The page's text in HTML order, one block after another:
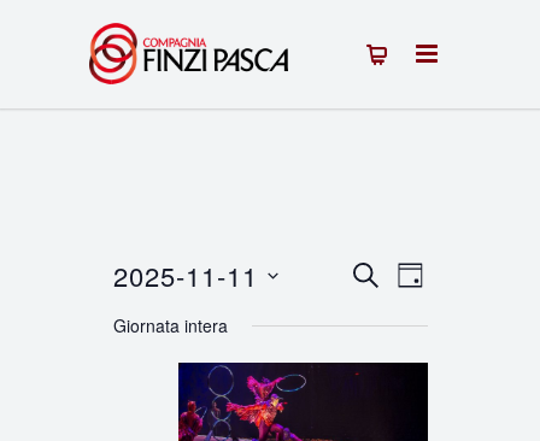
Eventi
Ricerca
e
CERCAEvento
Viste
GIORNO
2025-11-11
la
Giornata intera